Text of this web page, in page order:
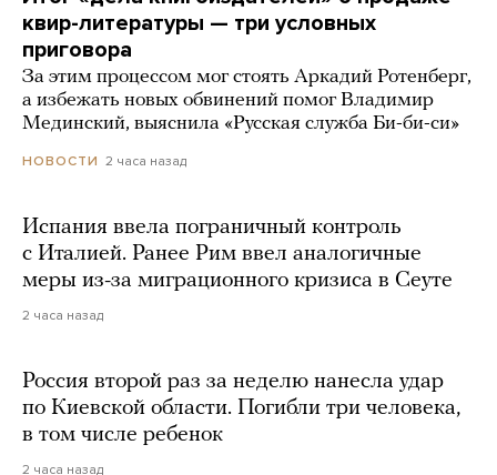
квир-литературы — три условных
приговора
За этим процессом мог стоять Аркадий Ротенберг,
а избежать новых обвинений помог Владимир
Мединский, выяснила «Русская служба Би-би-си»
НОВОСТИ 2 часа назад
Испания ввела пограничный контроль
с Италией. Ранее Рим ввел аналогичные
меры из-за миграционного кризиса в Сеуте
2 часа назад
Россия второй раз за неделю нанесла удар
по Киевской области. Погибли три человека,
в том числе ребенок
2 часа назад